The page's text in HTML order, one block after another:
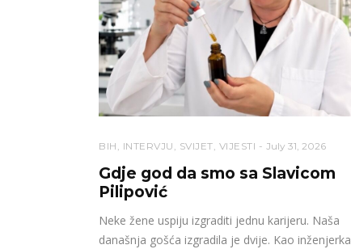
BIH INTERVJU SVIJET VIJESTI July 31, 2026
Gdje god da smo sa Slavicom
Pilipović
Neke žene uspiju izgraditi jednu karijeru. Naša
današnja gošća izgradila je dvije. Kao inženjerka